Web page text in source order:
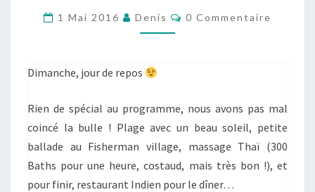
UN
À
LA
SAUCE
THAÏ…
1 Mai 2016 Denis Commentaires
0 Commentaire
Dimanche, jour de repos
Rien de spécial au programme, nous avons pas mal
coincé la bulle ! Plage avec un beau soleil, petite
ballade au Fisherman village, massage Thaï (300
Baths pour une heure, costaud, mais très bon !), et
pour finir, restaurant Indien pour le dîner…